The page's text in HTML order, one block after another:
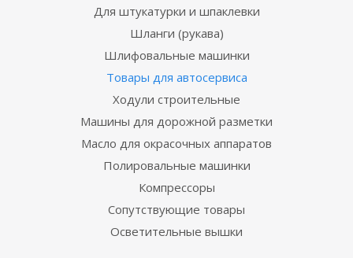
Для штукатурки и шпаклевки
Шланги (рукава)
Шлифовальные машинки
Товары для автосервиса
Ходули строительные
Машины для дорожной разметки
Масло для окрасочных аппаратов
Полировальные машинки
Компрессоры
Сопутствующие товары
Осветительные вышки